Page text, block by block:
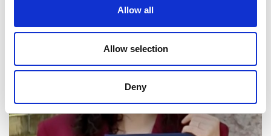
Allow all
Allow selection
Deny